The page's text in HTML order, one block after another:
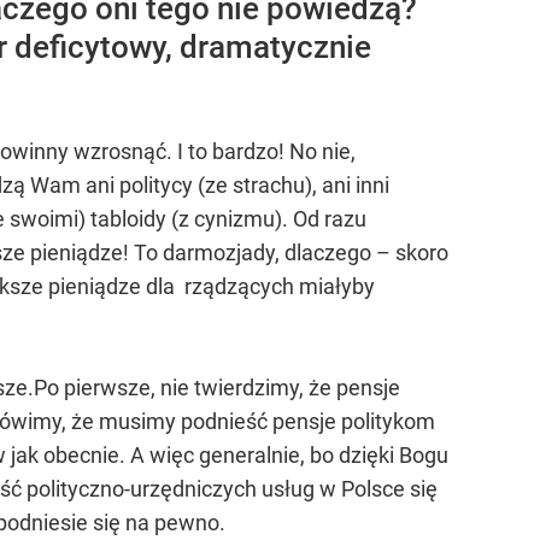
oni tego nie powiedzą?
deficytowy, dramatycznie
wzrosnąć. I to bardzo! No nie,
Wam ani politycy (ze strachu), ani inni
tabloidy (z cynizmu). Od razu
pieniądze! To darmozjady, dlaczego – skoro
pieniądze dla rządzących miałyby
pierwsze, nie twierdzimy, że pensje
że musimy podnieść pensje politykom
obecnie. A więc generalnie, bo dzięki Bogu
polityczno-urzędniczych usług w Polsce się
się na pewno.